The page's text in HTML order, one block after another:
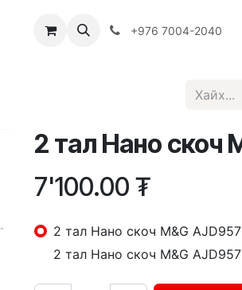
Хямдрал ♻️ Эко шогол+976 7004-2040
2
7'100.00 ₮
2 тал Нано скоч
2 тал Нано скоч